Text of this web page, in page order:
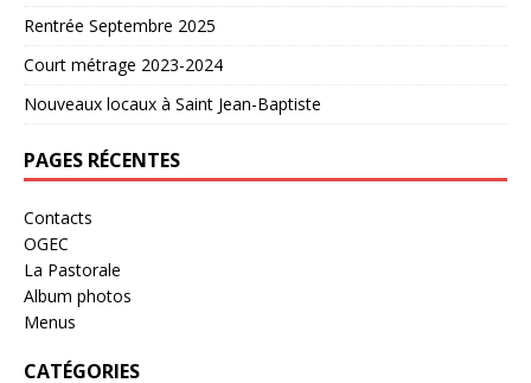
Rentrée Septembre 2025
Court métrage 2023-2024
Nouveaux locaux à Saint Jean-Baptiste
PAGES RÉCENTES
Contacts
OGEC
La Pastorale
Album photos
Menus
CATÉGORIES